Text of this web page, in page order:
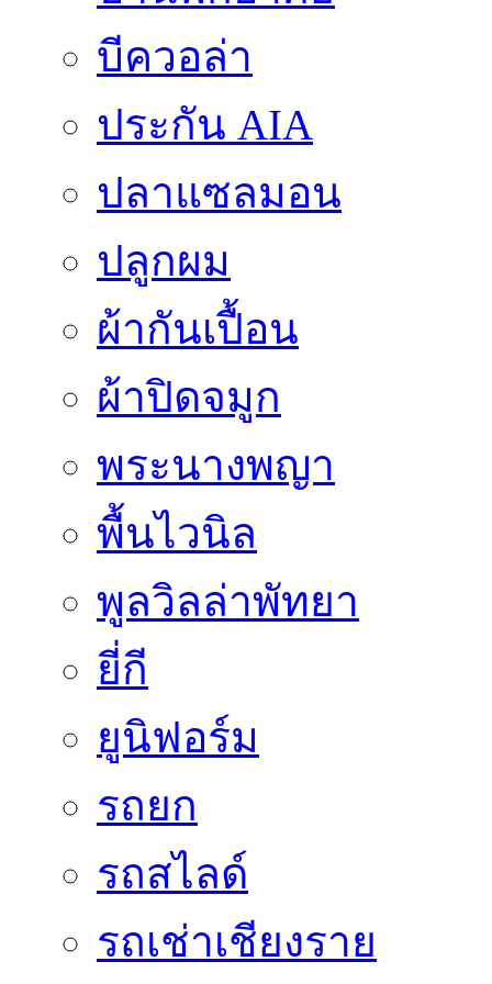
บีควอล่า
ประกัน AIA
ปลาแซลมอน
ปลูกผม
ผ้ากันเปื้อน
ผ้าปิดจมูก
พระนางพญา
พื้นไวนิล
พูลวิลล่าพัทยา
ยี่กี
ยูนิฟอร์ม
รถยก
รถสไลด์
รถเช่าเชียงราย